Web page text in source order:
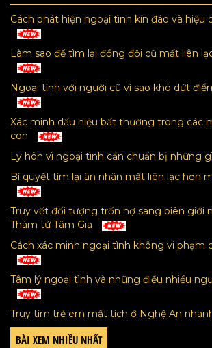
Cách phát hiện ngoại tình kín đáo và hiệu
Làm sao để tìm lại đồng đội cũ mất liên
Ngoại tình với người cũ vì sao khó dứt
Xác minh dấu hiệu bất thường trong các
con
Ly hôn vì ngoại tình cần chuẩn bị những
Bí quyết tìm lại ân nhân mất liên lạc hơn
Truy vết đối tượng trốn nợ sang biên giới
Thám tử Tâm Gia
Cách xác minh ngoại tình không vi phạm
Tâm lý ngoại tình và những điều nhiều
Truy tìm trẻ em mất tích ở Nghệ An
BÀI XEM NHIỀU NHẤT